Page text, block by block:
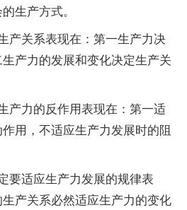
生产方式。
关系表现在：第一生产力决
产力的发展和变化决定生产关
力的反作用表现在：第一适
用，不适应生产力发展时的阻
适应生产力发展的规律表
产关系必然适应生产力的变化